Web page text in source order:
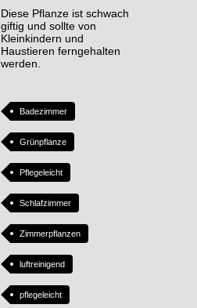
Diese Pflanze ist schwach
giftig und sollte von
Kleinkindern und
Haustieren ferngehalten
werden.
Badezimmer
Grünpflanze
Pflegeleicht
Schlafzimmer
Zimmerpflanzen
luftreinigend
pflegeleicht